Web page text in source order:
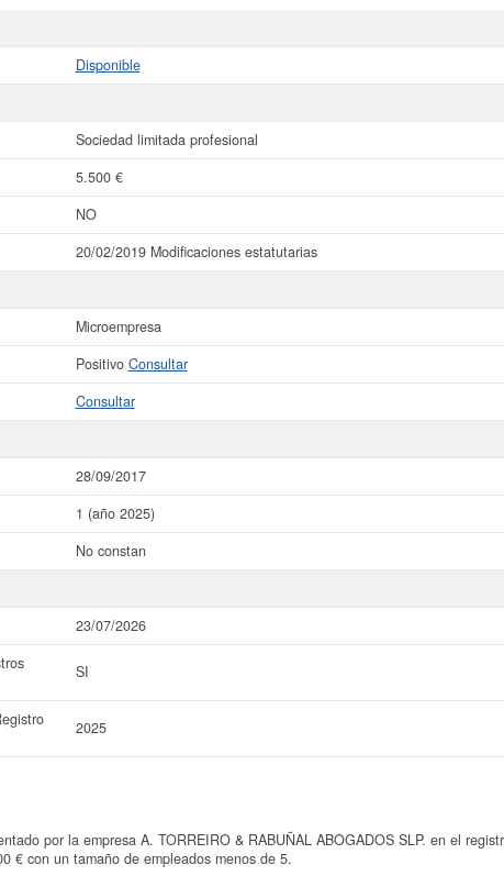
Disponible
Sociedad limitada profesional
5.500 €
NO
20/02/2019 Modificaciones estatutarias
Microempresa
Positivo Consultar
Consultar
28/09/2017
1 (año 2025)
No constan
23/07/2026
SI
2025
por la empresa A. TORREIRO & RABUÑAL ABOGADOS SLP. en el
€ con un tamaño de empleados menos de 5.